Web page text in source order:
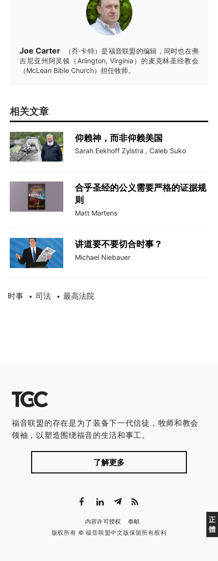
Joe Carter
（乔·卡特）是福音联盟的编辑，同时也在弗
吉尼亚州阿灵顿（Arlington, Virginia）的麦克林圣经教会
（McLean Bible Church）担任牧师。
相关文章
仰赖神，而非仰赖美国
Sarah Eekhoff Zylstra , Caleb Suko
合乎圣经的公义需要严格的证据规
则
Matt Martens
讲道要不要切合时事？
Michael Niebauer
时事 • 司法 • 最高法院
正
體
福音联盟的存在是为了装备下一代信徒，牧师和教会
领袖，以塑造围绕福音的生活和事工。
了解更多
内容许可授权
奉献
版权所有 © 福音联盟中文版保留所有权利